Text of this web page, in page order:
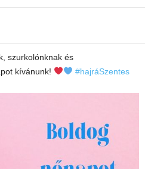
szurkolónknak és
kívánunk!
#hajráSzentes